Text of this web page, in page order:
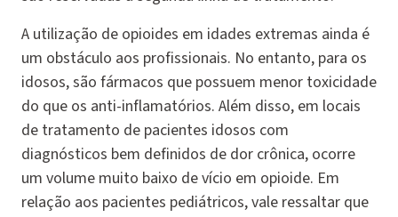
A utilização de opioides em idades extremas ainda é
um obstáculo aos profissionais. No entanto, para os
idosos, são fármacos que possuem menor toxicidade
do que os anti-inflamatórios. Além disso, em locais
de tratamento de pacientes idosos com
diagnósticos bem definidos de dor crônica, ocorre
um volume muito baixo de vício em opioide. Em
relação aos pacientes pediátricos, vale ressaltar que